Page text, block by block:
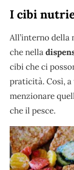
I cibi
All’interno della
che nella
cibi che ci
praticità. Così,
menzionare
che il pesce.